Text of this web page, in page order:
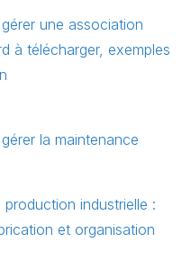
une association
à télécharger, exemples
la maintenance
industrielle :
et organisation